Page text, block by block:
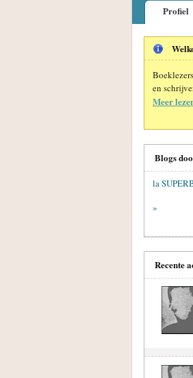
Profiel
en
Meer
Blogs
la
»
Recente